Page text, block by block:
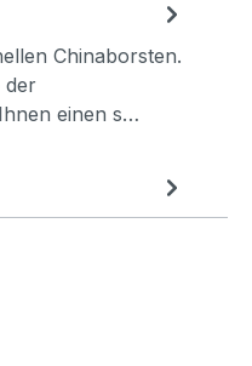
Chinaborsten.
der
einen s…